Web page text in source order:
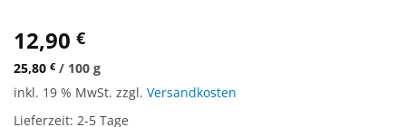
12,90 €
25,80 € / 100 g
inkl. 19 % MwSt. zzgl. Versandkosten
Lieferzeit: 2-5 Tage